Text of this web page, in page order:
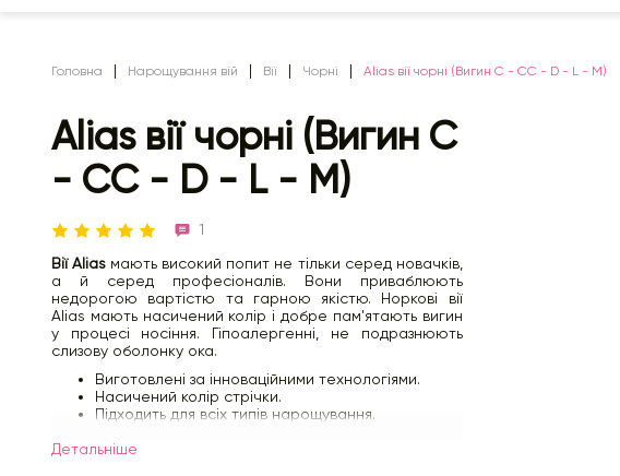
Головна Нарощування вій Вії Чорні Alias ​​вії чорні (Вигин C - CC - D - L - M)
Alias ​​вії чорні (Вигин C
- CC - D - L - M)
1
Вії Alias мають високий попит не тільки серед новачків,
а й серед професіоналів. Вони приваблюють
недорогою вартістю та гарною якістю. Норкові вії
Alias мають насичений колір і добре пам'ятають вигин
у процесі носіння. Гіпоалергенні, не подразнюють
слизову оболонку ока.
Виготовлені за інноваційними технологіями.
Насичений колір стрічки.
Підходить для всіх типів нарощування.
Детальнiше